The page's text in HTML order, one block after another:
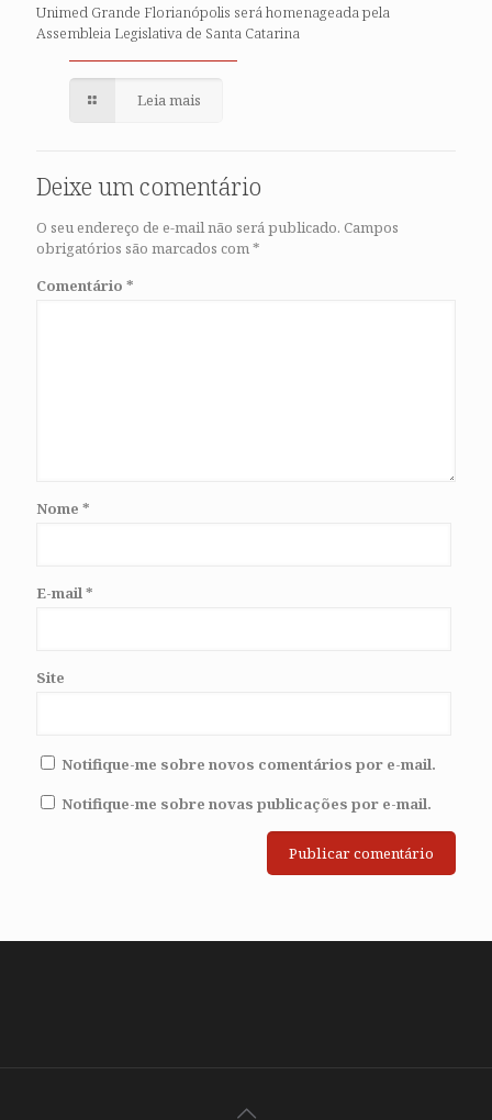
Unimed Grande Florianópolis será homenageada pela
Assembleia Legislativa de Santa Catarina
Leia mais
Deixe um comentário
O seu endereço de e-mail não será publicado. Campos
obrigatórios são marcados com*
Comentário *
Nome *
E-mail*
Site
Notifique-me sobre novos comentários por e-mail.
Notifique-me sobre novas publicações por e-mail.